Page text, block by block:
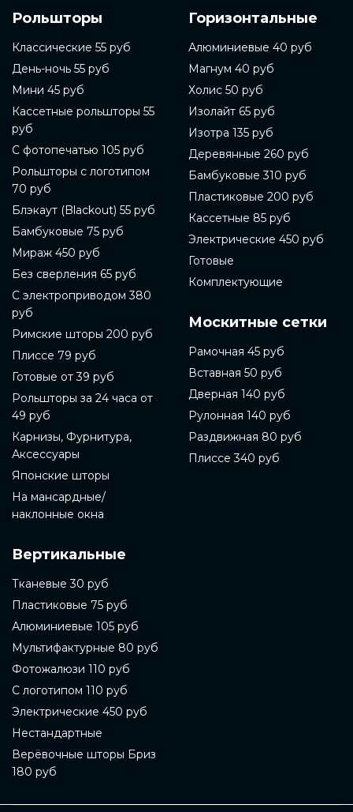
Рольшторы
Классические 55 руб
День-ночь 55 руб
Мини 45 руб
Кассетные рольшторы 55
руб
С фотопечатью 105 руб
Рольшторы с логотипом
70 руб
Блэкаут (Blackout) 55 руб
Бамбуковые 75 руб
Мираж 450 руб
Без сверления 65 руб
С электроприводом 380
руб
Римские шторы 200 руб
Плиссе 79 руб
Готовые от 39 руб
Рольшторы за 24 часа от
49 руб
Карнизы, Фурнитура,
Аксессуары
Японские шторы
На мансардные/
наклонные окна
Вертикальные
Тканевые 30 руб
Пластиковые 75 руб
Алюминиевые 105 руб
Мультифактурные 80 руб
Фотожалюзи 110 руб
С логотипом 110 руб
Электрические 450 руб
Нестандартные
Верёвочные шторы Бриз
180 руб
Горизонтальные
Алюминиевые 40 руб
Магнум 40 руб
Холис 50 руб
Изолайт 65 руб
Изотра 135 руб
Деревянные 260 руб
Бамбуковые 310 руб
Пластиковые 200 руб
Кассетные 85 руб
Электрические 450 руб
Готовые
Комплектующие
Москитные сетки
Рамочная 45 руб
Вставная 50 руб
Дверная 140 руб
Рулонная 140 руб
Раздвижная 80 руб
Плиссе 340 руб